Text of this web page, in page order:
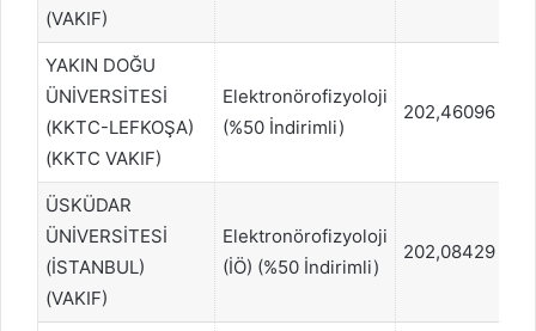
(VAKIF)
YAKIN DOĞU
ÜNİVERSİTESİ
(KKTC-LEFKOŞA)
(KKTC VAKIF)
Elektronörofizyoloji
(%50 İndirimli)
202,46096
ÜSKÜDAR
ÜNİVERSİTESİ
(İSTANBUL)
(VAKIF)
Elektronörofizyoloji
(İÖ) (%50 İndirimli)
202,08429